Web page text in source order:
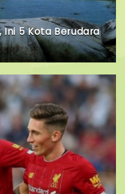
5 Kota Berudara